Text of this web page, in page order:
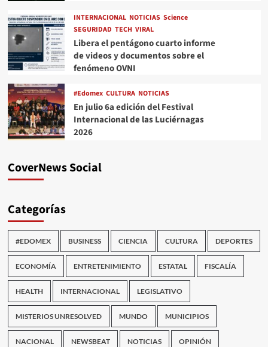
INTERNACIONAL NOTICIAS Science
SEGURIDAD TECH VIRAL
Libera el pentágono cuarto informe
de videos y documentos sobre el
fenómeno OVNI
#Edomex CULTURA NOTICIAS
En julio 6a edición del Festival
Internacional de las Luciérnagas
2026
CoverNews Social
Categorías
#EDOMEX BUSINESS CIENCIA CULTURA DEPORTES
ECONOMÍA ENTRETENIMIENTO ESTATAL FISCALÍA
HEALTH INTERNACIONAL LEGISLATIVO
MISTERIOS UNRESOLVED MUNDO MUNICIPIOS
NACIONAL NEWSBEAT NOTICIAS OPINIÓN